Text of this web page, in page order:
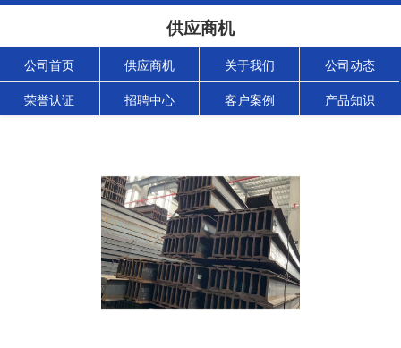
供应商机
公司首页 供应商机 关于我们 公司动态
荣誉认证 招聘中心 客户案例 产品知识